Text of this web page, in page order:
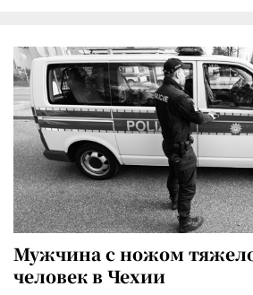
Мужчина с ножом
человек в Чехии